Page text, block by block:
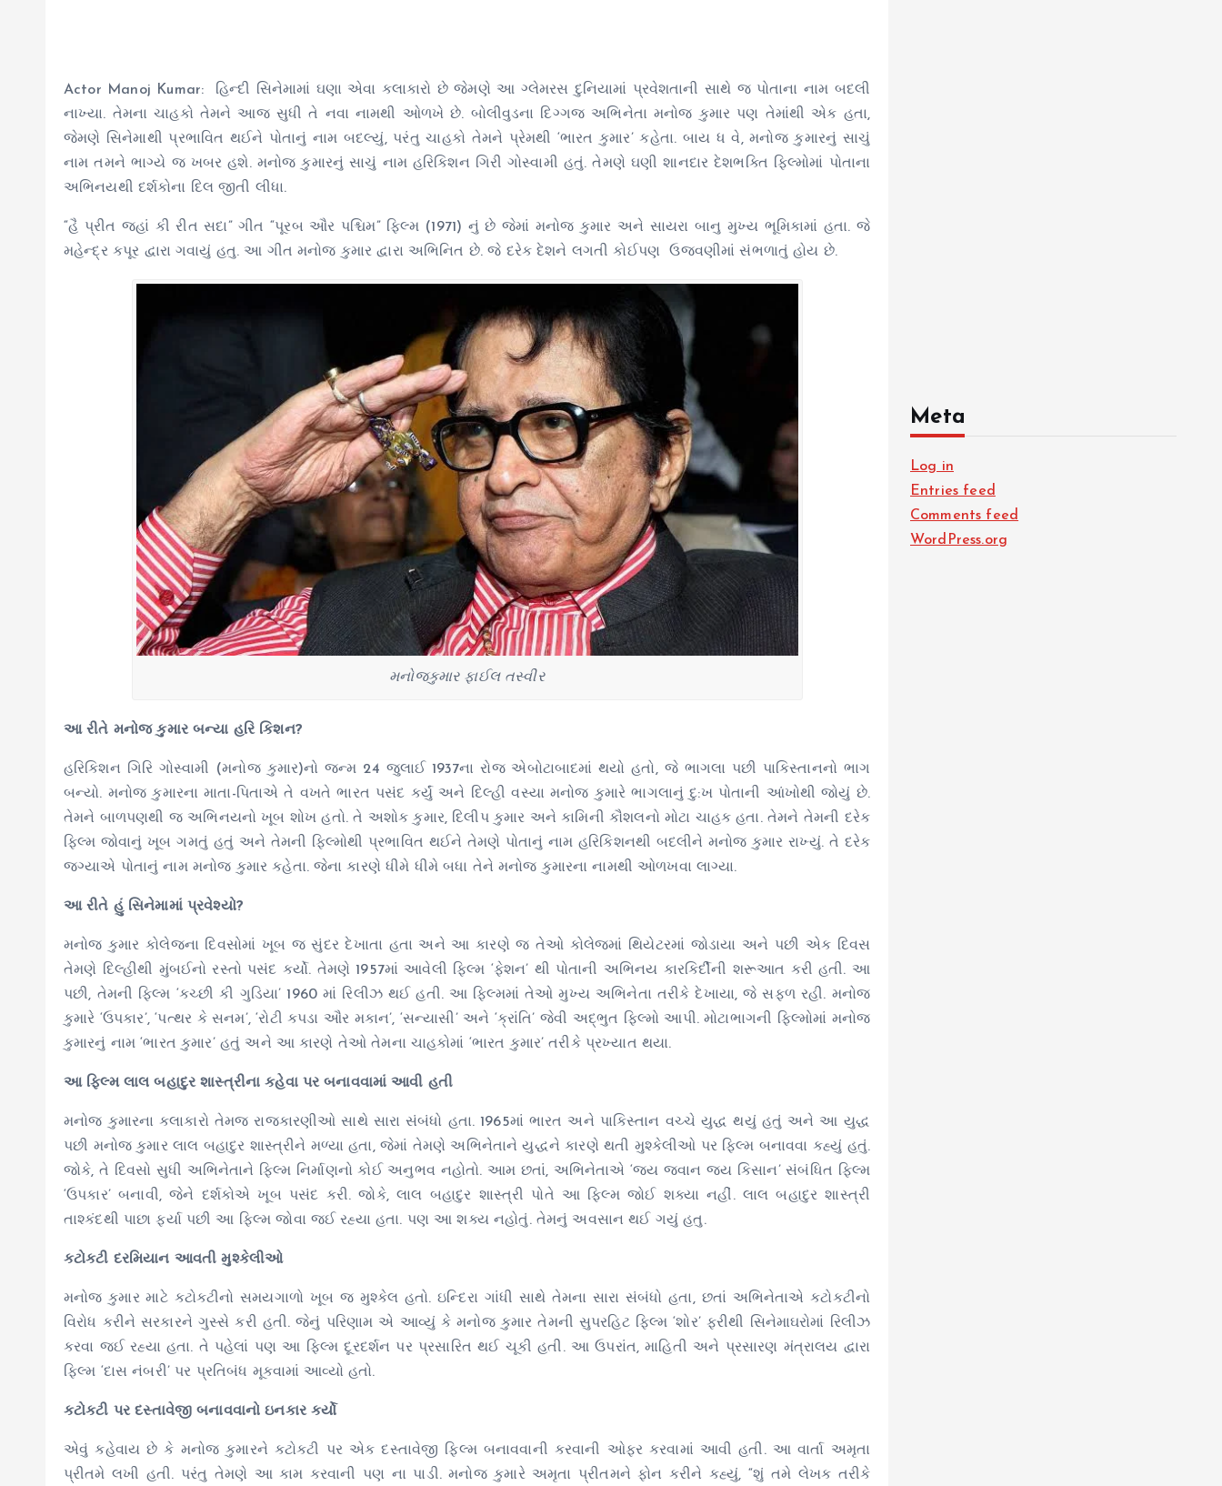
Actor Manoj Kumar: હિન્દી સિનેમામાં ઘણા એવા કલાકારો છે જેમણે આ ગ્લેમરસ દુનિયામાં પ્રવેશતાની સાથે જ પોતાના નામ બદલી
નાખ્યા. તેમના ચાહકો તેમને આજ સુધી તે નવા નામથી ઓળખે છે. બોલીવુડના દિગ્ગજ અભિનેતા મનોજ કુમાર પણ તેમાંથી એક હતા,
જેમણે સિનેમાથી પ્રભાવિત થઈને પોતાનું નામ બદલ્યું, પરંતુ ચાહકો તેમને પ્રેમથી ‘ભારત કુમાર’ કહેતા. બાય ધ વે, મનોજ કુમારનું સાચું
નામ તમને ભાગ્યે જ ખબર હશે. મનોજ કુમારનું સાચું નામ હરિકિશન ગિરી ગોસ્વામી હતું. તેમણે ઘણી શાનદાર દેશભક્તિ ફિલ્મોમાં પોતાના
અભિનયથી દર્શકોના દિલ જીતી લીધા.
“હૈ પ્રીત જહાં કી રીત સદા” ગીત “પૂરબ ઔર પશ્ચિમ” ફિલ્મ (1971) નું છે જેમાં મનોજ કુમાર અને સાયરા બાનુ મુખ્ય ભૂમિકામાં હતા. જે
મહેન્દ્ર કપૂર દ્વારા ગવાયું હતુ. આ ગીત મનોજ કુમાર દ્વારા અભિનિત છે. જે દરેક દેશને લગતી કોઈપણ ઉજવણીમાં સંભળાતું હોય છે.
મનોજકુમાર ફાઈલ તસ્વીર
આ રીતે મનોજ કુમાર બન્યા હરિ કિશન?
હરિકિશન ગિરિ ગોસ્વામી (મનોજ કુમાર)નો જન્મ 24 જુલાઈ 1937ના રોજ એબોટાબાદમાં થયો હતો, જે ભાગલા પછી પાકિસ્તાનનો ભાગ
બન્યો. મનોજ કુમારના માતા-પિતાએ તે વખતે ભારત પસંદ કર્યું અને દિલ્હી વસ્યા મનોજ કુમારે ભાગલાનું દુ:ખ પોતાની આંખોથી જોયું છે.
તેમને બાળપણથી જ અભિનયનો ખૂબ શોખ હતો. તે અશોક કુમાર, દિલીપ કુમાર અને કામિની કૌશલનો મોટા ચાહક હતા. તેમને તેમની દરેક
ફિલ્મ જોવાનું ખૂબ ગમતું હતું અને તેમની ફિલ્મોથી પ્રભાવિત થઈને તેમણે પોતાનું નામ હરિકિશનથી બદલીને મનોજ કુમાર રાખ્યું. તે દરેક
જગ્યાએ પોતાનું નામ મનોજ કુમાર કહેતા. જેના કારણે ધીમે ધીમે બધા તેને મનોજ કુમારના નામથી ઓળખવા લાગ્યા.
આ રીતે હું સિનેમામાં પ્રવેશ્યો?
મનોજ કુમાર કોલેજના દિવસોમાં ખૂબ જ સુંદર દેખાતા હતા અને આ કારણે જ તેઓ કોલેજમાં થિયેટરમાં જોડાયા અને પછી એક દિવસ
તેમણે દિલ્હીથી મુંબઈનો રસ્તો પસંદ કર્યો. તેમણે 1957માં આવેલી ફિલ્મ ‘ફેશન’ થી પોતાની અભિનય કારકિર્દીની શરૂઆત કરી હતી. આ
પછી, તેમની ફિલ્મ ‘કચ્છી કી ગુડિયા’ 1960 માં રિલીઝ થઈ હતી. આ ફિલ્મમાં તેઓ મુખ્ય અભિનેતા તરીકે દેખાયા, જે સફળ રહી. મનોજ
કુમારે ‘ઉપકાર’, ‘પત્થર કે સનમ’, ‘રોટી કપડા ઔર મકાન’, ‘સન્યાસી’ અને ‘ક્રાંતિ’ જેવી અદ્ભુત ફિલ્મો આપી. મોટાભાગની ફિલ્મોમાં મનોજ
કુમારનું નામ ‘ભારત કુમાર’ હતું અને આ કારણે તેઓ તેમના ચાહકોમાં ‘ભારત કુમાર’ તરીકે પ્રખ્યાત થયા.
આ ફિલ્મ લાલ બહાદુર શાસ્ત્રીના કહેવા પર બનાવવામાં આવી હતી
મનોજ કુમારના કલાકારો તેમજ રાજકારણીઓ સાથે સારા સંબંધો હતા. 1965માં ભારત અને પાકિસ્તાન વચ્ચે યુદ્ધ થયું હતું અને આ યુદ્ધ
પછી મનોજ કુમાર લાલ બહાદુર શાસ્ત્રીને મળ્યા હતા, જેમાં તેમણે અભિનેતાને યુદ્ધને કારણે થતી મુશ્કેલીઓ પર ફિલ્મ બનાવવા કહ્યું હતું.
જોકે, તે દિવસો સુધી અભિનેતાને ફિલ્મ નિર્માણનો કોઈ અનુભવ નહોતો. આમ છતાં, અભિનેતાએ ‘જય જવાન જય કિસાન’ સંબંધિત ફિલ્મ
‘ઉપકાર’ બનાવી, જેને દર્શકોએ ખૂબ પસંદ કરી. જોકે, લાલ બહાદુર શાસ્ત્રી પોતે આ ફિલ્મ જોઈ શક્યા નહીં. લાલ બહાદુર શાસ્ત્રી
તાશ્કંદથી પાછા ફર્યા પછી આ ફિલ્મ જોવા જઈ રહ્યા હતા. પણ આ શક્ય નહોતું. તેમનું અવસાન થઈ ગયું હતુ.
કટોકટી દરમિયાન આવતી મુશ્કેલીઓ
મનોજ કુમાર માટે કટોકટીનો સમયગાળો ખૂબ જ મુશ્કેલ હતો. ઇન્દિરા ગાંધી સાથે તેમના સારા સંબંધો હતા, છતાં અભિનેતાએ કટોકટીનો
વિરોધ કરીને સરકારને ગુસ્સે કરી હતી. જેનું પરિણામ એ આવ્યું કે મનોજ કુમાર તેમની સુપરહિટ ફિલ્મ ‘શોર’ ફરીથી સિનેમાઘરોમાં રિલીઝ
કરવા જઈ રહ્યા હતા. તે પહેલાં પણ આ ફિલ્મ દૂરદર્શન પર પ્રસારિત થઈ ચૂકી હતી. આ ઉપરાંત, માહિતી અને પ્રસારણ મંત્રાલય દ્વારા
ફિલ્મ ‘દાસ નંબરી’ પર પ્રતિબંધ મૂકવામાં આવ્યો હતો.
કટોકટી પર દસ્તાવેજી બનાવવાનો ઇનકાર કર્યો
એવું કહેવાય છે કે મનોજ કુમારને કટોકટી પર એક દસ્તાવેજી ફિલ્મ બનાવવાની કરવાની ઓફર કરવામાં આવી હતી. આ વાર્તા અમૃતા
પ્રીતમે લખી હતી. પરંતુ તેમણે આ કામ કરવાની પણ ના પાડી. મનોજ કુમારે અમૃતા પ્રીતમને ફોન કરીને કહ્યું, “શું તમે લેખક તરીકે
Meta
Log in
Entries feed
Comments feed
WordPress.org